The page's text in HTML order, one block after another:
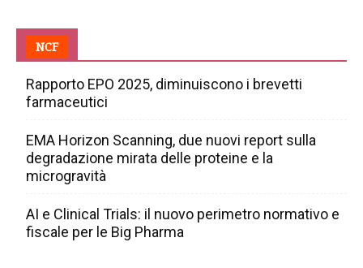
NCF
Rapporto EPO 2025, diminuiscono i brevetti
farmaceutici
EMA Horizon Scanning, due nuovi report sulla
degradazione mirata delle proteine e la
microgravità
AI e Clinical Trials: il nuovo perimetro normativo e
fiscale per le Big Pharma